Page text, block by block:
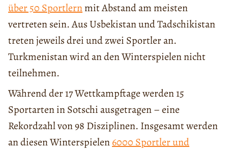
über 50 Sportlernmit Abstand am meisten
vertreten sein. Aus Usbekistan und Tadschikistan
treten jeweils drei und zwei Sportler an.
Turkmenistan wird an den Winterspielen nicht
teilnehmen.
Während der 17 Wettkampftage werden 15
Sportarten in Sotschi ausgetragen – eine
Rekordzahl von 98 Disziplinen. Insgesamt werden
an diesen Winterspielen6000 Sportler und